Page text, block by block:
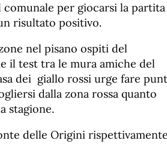
comunale per giocarsi la partita
risultato positivo.
nel pisano ospiti del
il test tra le mura amiche del
dei giallo rossi urge fare
dalla zona rossa quanto
stagione.
delle Origini rispettivamente